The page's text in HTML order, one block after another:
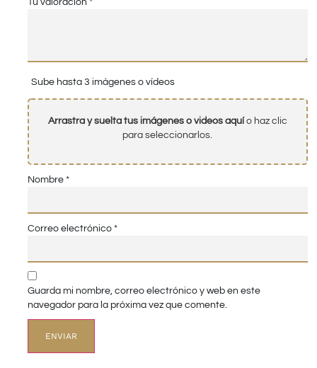
Tu valoración *
Sube hasta 3 imágenes o vídeos
Arrastra y suelta tus imágenes o videos aquío haz clic
para seleccionarlos.
Nombre *
Correo electrónico *
Guarda mi nombre, correo electrónico y web en este
navegador para la próxima vez que comente.